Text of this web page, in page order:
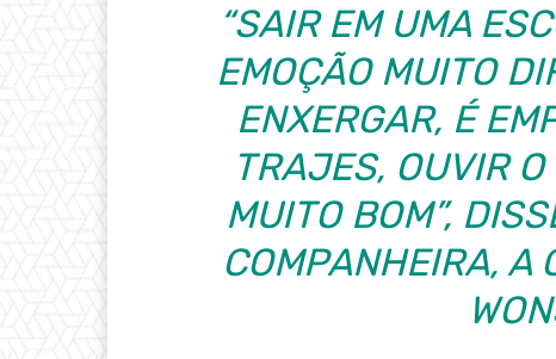
“SAIR EM UMA
EMOÇÃO MUITO
ENXERGAR, É
TRAJES, OUVIR
MUITO BOM”,
COMPANHEIRA, A